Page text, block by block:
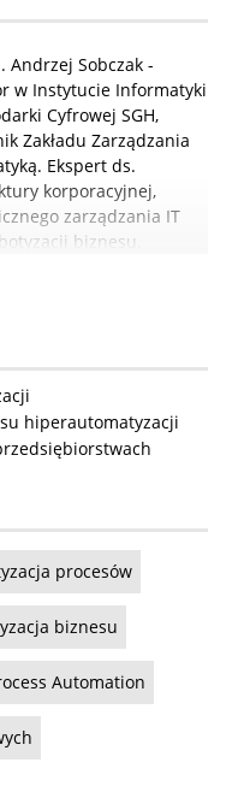
Andrzej Sobczak -
w Instytucie Informatyki
Cyfrowej SGH,
Zakładu Zarządzania
Ekspert ds.
korporacyjnej,
zarządzania IT
biznesu.
hiperautomatyzacji
procesów
biznesu
Automation